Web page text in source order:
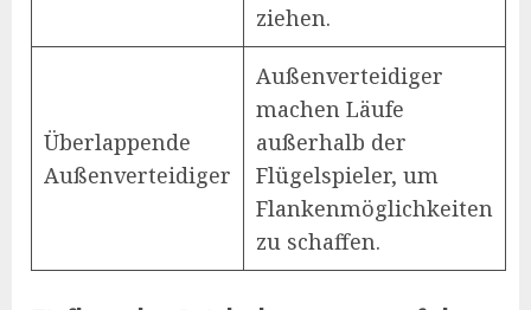
ziehen.
Überlappende
Außenverteidiger
Außenverteidiger
machen Läufe
außerhalb der
Flügelspieler, um
Flankenmöglichkeiten
zu schaffen.